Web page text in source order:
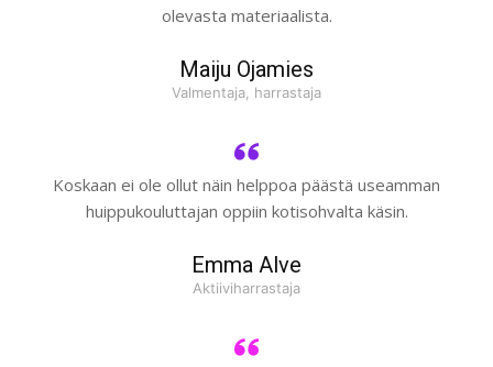
olevasta materiaalista.
Maiju Ojamies
Valmentaja, harrastaja
Koskaan ei ole ollut näin helppoa päästä useamman
huippukouluttajan oppiin kotisohvalta käsin.
Emma Alve
Aktiiviharrastaja